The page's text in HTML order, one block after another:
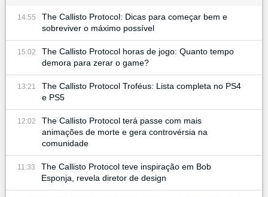
14:55
The Callisto Protocol: Dicas para começar bem e
sobreviver o máximo possível
15:02
The Callisto Protocol horas de jogo: Quanto tempo
demora para zerar o game?
13:21
The Callisto Protocol Troféus: Lista completa no PS4
e PS5
12:02
The Callisto Protocol terá passe com mais
animações de morte e gera controvérsia na
comunidade
11:33
The Callisto Protocol teve inspiração em Bob
Esponja, revela diretor de design